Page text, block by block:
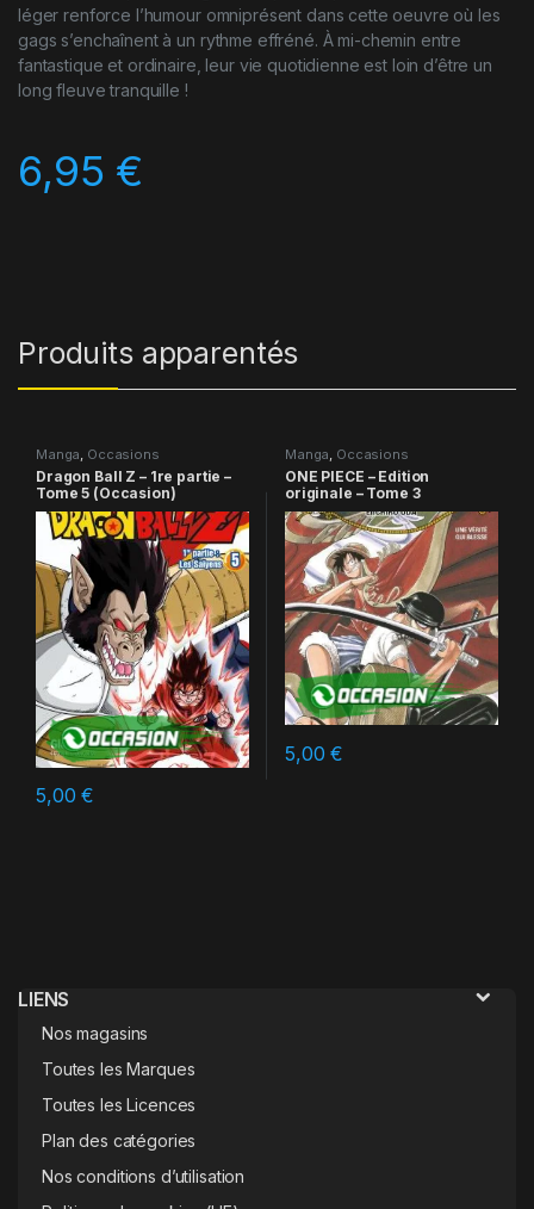
léger renforce l’humour omniprésent dans cette oeuvre où les
gags s’enchaînent à un rythme effréné. À mi-chemin entre
fantastique et ordinaire, leur vie quotidienne est loin d’être un
long fleuve tranquille !
6,95 €
Produits apparentés
Manga, Occasions
Dragon Ball Z – 1re partie –
Tome 5 (Occasion)
5,00€
Manga, Occasions
ONE PIECE – Edition
originale – Tome 3
5,00€
LIENS
Nos magasins
Toutes les Marques
Toutes les Licences
Plan des catégories
Nos conditions d’utilisation